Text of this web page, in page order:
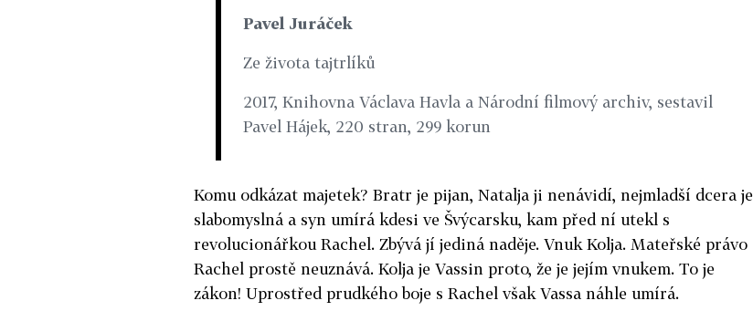
Pavel Juráček
Ze života tajtrlíků
2017, Knihovna Václava Havla a Národní filmový archiv, sestavil
Pavel Hájek, 220 stran, 299 korun
Komu odkázat majetek? Bratr je pijan, Natalja ji nenávidí, nejmladší dcera je
slabomyslná a syn umírá kdesi ve Švýcarsku, kam před ní utekl s
revolucionářkou Rachel. Zbývá jí jediná naděje. Vnuk Kolja. Mateřské právo
Rachel prostě neuznává. Kolja je Vassin proto, že je jejím vnukem. To je
zákon! Uprostřed prudkého boje s Rachel však Vassa náhle umírá.